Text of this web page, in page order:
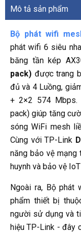
Mô tả sản phẩm
Bộ phát wifi
phát wifi 6 siêu
băng tần kép
pack) được trang
đủ và 4 Luồng,
+ 2×2 574 Mbps.
pack) giúp tăng
sóng WiFi mesh
Cùng với TP-Link
năng bảo vệ mạng
huynh và bảo vệ
Ngoài ra, Bộ phát
phẩm thiết bị
người sử dụng và
hiệu TP-Link - đây